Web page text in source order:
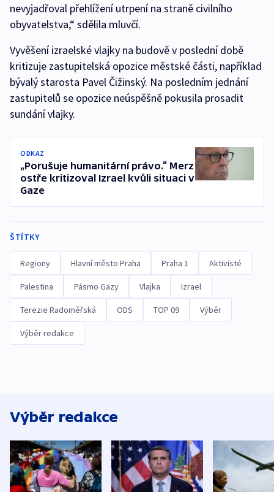
nevyjadřoval přehlížení utrpení na straně civilního
obyvatelstva,“ sdělila mluvčí.
Vyvěšení izraelské vlajky na budově v poslední době
kritizuje zastupitelská opozice městské části, například
bývalý starosta Pavel Čižinský. Na posledním jednání
zastupitelů se opozice neúspěšně pokusila prosadit
sundání vlajky.
ODKAZ
„Porušuje humanitární právo.“ Merz
ostře kritizoval Izrael kvůli situaci v
Gaze
ŠTÍTKY
Regiony Hlavní město Praha Praha 1 Aktivisté
Palestina Pásmo Gazy Vlajka Izrael
Terezie Radoměřská ODS TOP 09 Výběr
Výběr redakce
Výběr redakce